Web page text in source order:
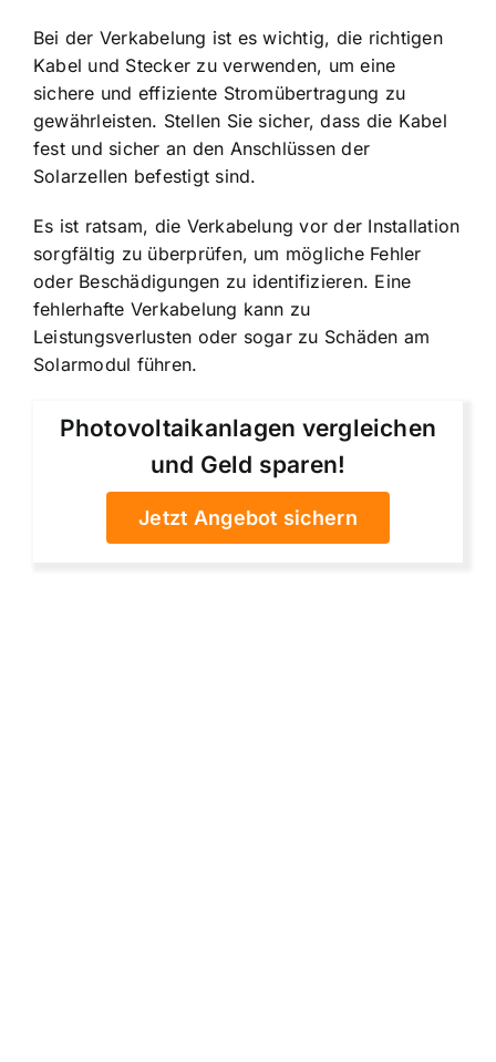
Bei der Verkabelung ist es wichtig, die richtigen
Kabel und Stecker zu verwenden, um eine
sichere und effiziente Stromübertragung zu
gewährleisten. Stellen Sie sicher, dass die Kabel
fest und sicher an den Anschlüssen der
Solarzellen befestigt sind.
Es ist ratsam, die Verkabelung vor der Installation
sorgfältig zu überprüfen, um mögliche Fehler
oder Beschädigungen zu identifizieren. Eine
fehlerhafte Verkabelung kann zu
Leistungsverlusten oder sogar zu Schäden am
Solarmodul führen.
Photovoltaikanlagen vergleichen
und Geld sparen!
Jetzt Angebot sichern